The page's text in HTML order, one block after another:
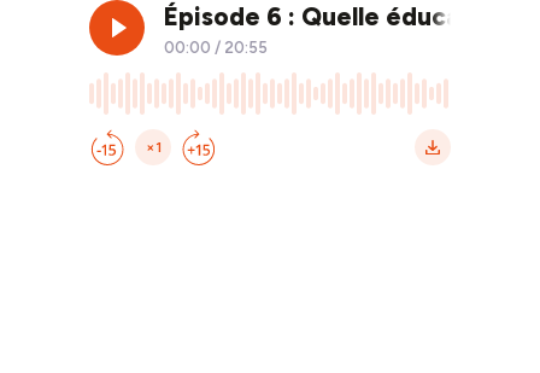
Épisode 6 : Quelle éducation
00:00 / 20:55
×1